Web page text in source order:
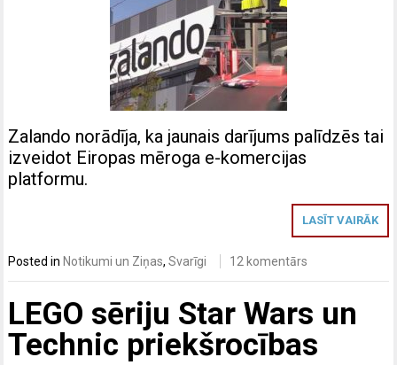
Zalando norādīja, ka jaunais darījums palīdzēs tai
izveidot Eiropas mēroga e-komercijas
platformu.
LASĪT VAIRĀK
Posted in Notikumi un Ziņas,Svarīgi 12 komentārs
LEGO sēriju Star Wars un
Technic priekšrocības